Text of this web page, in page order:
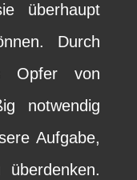
überhaupt
Durch
Opfer von
notwendig
Aufgabe,